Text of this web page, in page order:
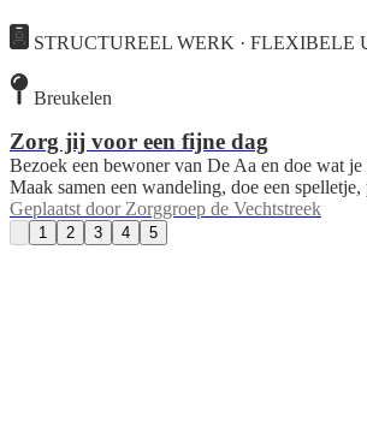
STRUCTUREEL WERK · FLEXIBELE
Breukelen
Zorg jij voor een fijne dag
Bezoek een bewoner van De Aa en doe wat
Maak samen een wandeling, doe een spelletje,
Geplaatst door Zorggroep de Vechtstreek
1 2 3 4 5